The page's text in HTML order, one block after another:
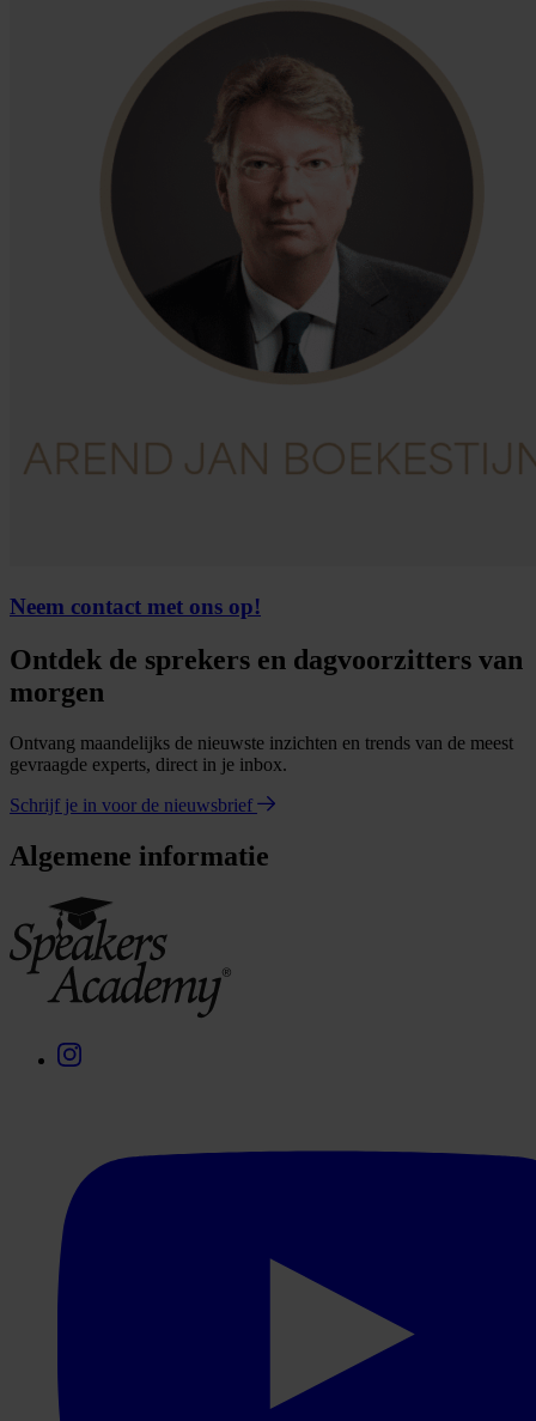
Neem contact met ons op!
Ontdek de sprekers en dagvoorzitters van
morgen
Ontvang maandelijks de nieuwste inzichten en trends van de meest
gevraagde experts, direct in je inbox.
Schrijf je in voor de nieuwsbrief
Algemene informatie